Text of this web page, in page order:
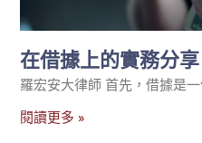
在借據上的實務分享
羅宏安大律師 首先，借據是
閱讀更多 »